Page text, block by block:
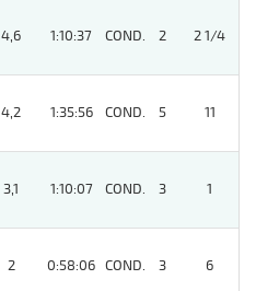
4,6 1:10:37 COND. 2 2 1/4
4,2 1:35:56 COND. 5 11
3,1 1:10:07 COND. 3 1
2 0:58:06 COND. 3 6